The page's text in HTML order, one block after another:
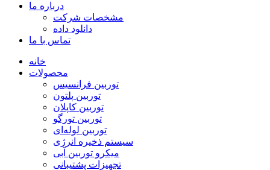
درباره ما
مشخصات شرکت
دانلود داده
تماس با ما
خانه
محصولات
توربین فرانسیس
توربین پلتون
توربین کاپلان
توربین تورگو
توربین لوله‌ای
سیستم ذخیره انرژی
میکرو توربین آبی
تجهیزات پشتیبانی